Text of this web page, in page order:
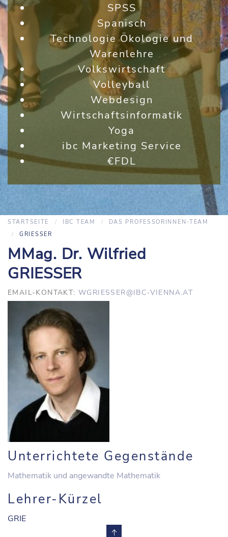
SPSS
Spanisch
Technologie Ökologie und
Warenlehre
Volkswirtschaft
Volleyball
Webdesign
Wirtschaftsinformatik
Yoga
ibc Marketing Service
€FDL
STARTSEITE IBC TEAM
DAS PROFESSORINNEN-TEAM
GRIESSER
MMag. Dr. Wilfried
GRIESSER
EMAIL-KONTAKT: WGRIESSER@IBC-VIENNA.AT
Unterrichtete Gegenstände
Mathematik und angewandte Mathematik
Lehrer-Kürzel
GRIE